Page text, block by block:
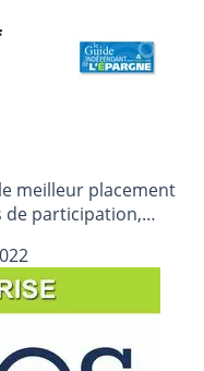
meilleur placement
de participation,
l’épargne
en France. Et cela
années. Retour sur